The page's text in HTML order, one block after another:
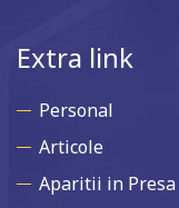
Extra link
Personal
Articole
Aparitii in Presa